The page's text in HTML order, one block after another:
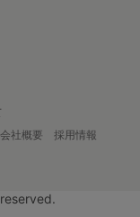
会社概要
採用情報